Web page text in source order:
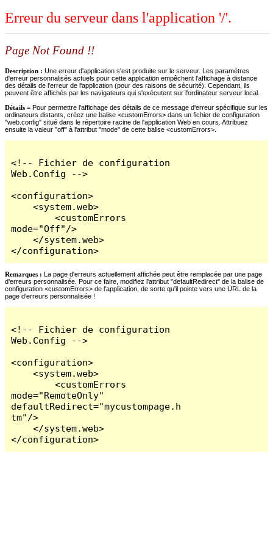
Erreur du serveur dans l'application '/'.
Page Not Found !!
Description : Une erreur d'application s'est produite sur le serveur. Les paramètres
d'erreur personnalisés actuels pour cette application empêchent l'affichage à distance
des détails de l'erreur de l'application (pour des raisons de sécurité). Cependant, ils
peuvent être affichés par les navigateurs qui s'exécutent sur l'ordinateur serveur local.
Détails = Pour permettre l'affichage des détails de ce message d'erreur spécifique sur les
ordinateurs distants, créez une balise <customErrors> dans un fichier de configuration
"web.config" situé dans le répertoire racine de l'application Web en cours. Attribuez
ensuite la valeur "off" à l'attribut "mode" de cette balise <customErrors>.
<!-- Fichier de configuration
Web.Config -->
<configuration>
    <system.web>
        <customErrors
mode="Off"/>
    </system.web>
</configuration>
Remarques : La page d'erreurs actuellement affichée peut être remplacée par une page
d'erreurs personnalisée. Pour ce faire, modifiez l'attribut "defaultRedirect" de la balise de
configuration <customErrors> de l'application, de sorte qu'il pointe vers une URL de la
page d'erreurs personnalisée !
<!-- Fichier de configuration
Web.Config -->
<configuration>
    <system.web>
        <customErrors
mode="RemoteOnly"
defaultRedirect="mycustompage.h
tm"/>
    </system.web>
</configuration>